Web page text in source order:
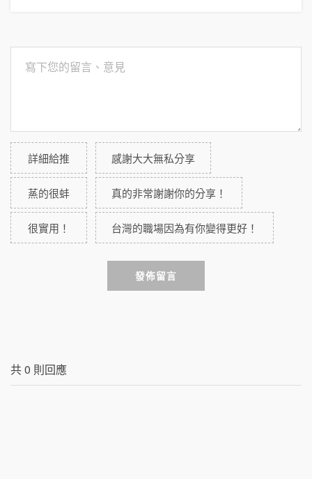
詳細給推 感謝大大無私分享
蒸的很蚌 真的非常謝謝你的分享！
很實用！ 台灣的職場因為有你變得更好！
發佈留言
共0 則回應